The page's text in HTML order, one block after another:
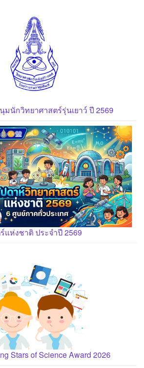
นักวิทยาศาสตร์รุ่นเยาว์ ปี 2569
แห่งชาติ ประจำปี 2569
Stars of Science Award 2026